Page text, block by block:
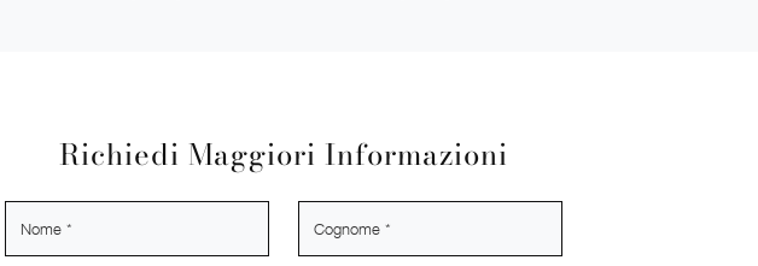
Richiedi Maggiori Informazioni